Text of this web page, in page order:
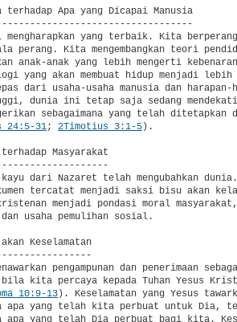
terhadap Apa yang Dicapai Manusia
mengharapkan yang terbaik. Kita
perang. Kita mengembangkan teori
anak-anak yang lebih mengerti
yang akan membuat hidup menjadi lebih
dari usaha-usaha manusia dan harapan-
dunia ini tetap saja sedang
sebagaimana yang telah ditetapkan
24:5-31; 2Timotius 3:1-5).
Masyarakat
dari Nazaret telah mengubahkan
tercatat menjadi saksi bisu akan
menjadi pondasi moral
usaha pemulihan sosial.
Keselamatan
pengampunan dan penerimaan
kita percaya kepada Tuhan Yesus
10:9-13). Keselamatan yang Yesus
apa yang telah kita perbuat untuk Dia,
apa yang telah Dia perbuat bagi kita.